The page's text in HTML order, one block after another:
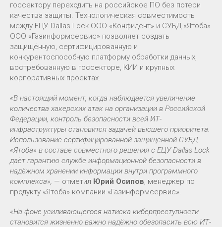
госсектору переходить на российское ПО без потери
качества защиты. Технологическая совместимость
между ЕЦУ Dallas Lock ООО «Конфидент» и СУБД «Ятоба»
ООО «Газинформсервис» позволяет создать
защищённую, сертифицированную и
конкурентоспособную платформу обработки данных,
востребованную в госсекторе, КИИ и крупных
корпоративных проектах.
«В настоящий момент, когда наблюдается увеличение
количества хакерских атак на организации в Российской
Федерации, контроль безопасности всей ИТ-
инфраструктуры становится задачей высшего приоритета.
Использование сертифицированной защищённой СУБД
«Ятоба» в составе совместного решения с ЕЦУ Dallas Lock
даёт гарантию службе информационной безопасности в
надёжном хранении информации внутри программного
комплекса», — отметил Юрий Осипов, менеджер по
продукту «Ятоба» компании «Газинформсервис».
«На фоне усиливающегося натиска киберпреступности
становится жизненно важно надёжно обезопасить всю ИТ-